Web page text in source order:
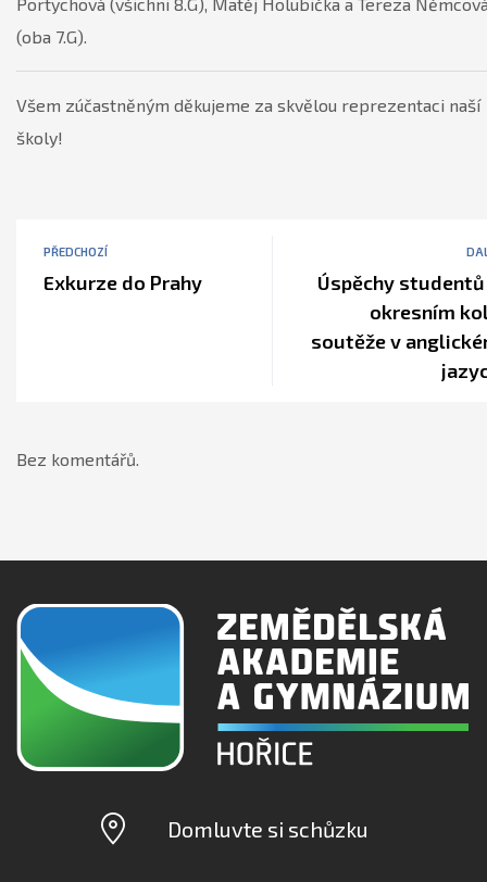
(oba 7.G).
Všem zúčastněným děkujeme za skvělou reprezentaci naší
školy!
PŘEDCHOZÍ
Exkurze do Prahy
Úspěchy
okresním
soutěže v
Bez komentářů.
Domluvte si schůzku